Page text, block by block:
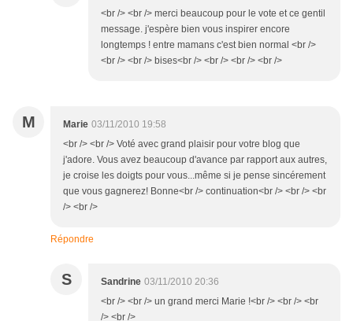
<br /> <br /> merci beaucoup pour le vote et ce gentil
message. j'espère bien vous inspirer encore
longtemps ! entre mamans c'est bien normal <br />
<br /> <br /> bises<br /> <br /> <br /> <br />
M Marie 03/11/2010 19:58
<br /> <br /> Voté avec grand plaisir pour votre blog que
j'adore. Vous avez beaucoup d'avance par rapport aux autres,
je croise les doigts pour vous...même si je pense sincérement
que vous gagnerez! Bonne<br /> continuation<br /> <br /> <br
/> <br />
Répondre
S Sandrine 03/11/2010 20:36
<br /> <br /> un grand merci Marie !<br /> <br /> <br
/> <br />